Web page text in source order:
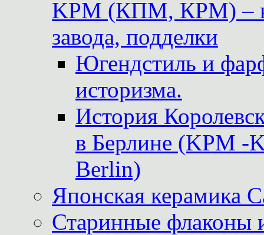
KPM (КПМ, КРМ) –
завода, подделки
Югендстиль и
историзма.
История
в Берлине (KPM -
Berlin)
Японская керамика
Старинные флаконы